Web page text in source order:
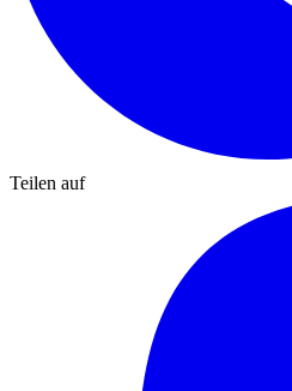
Teilen auf